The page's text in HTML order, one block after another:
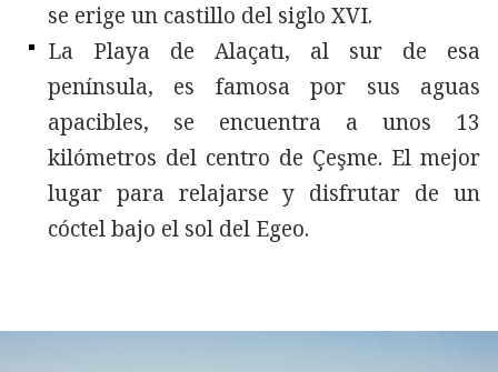
se erige un castillo del siglo XVI.
La Playa de Alaçatı, al sur de esa
península, es famosa por sus aguas
apacibles, se encuentra a unos 13
kilómetros del centro de Çeşme. El mejor
lugar para relajarse y disfrutar de un
cóctel bajo el sol del Egeo.